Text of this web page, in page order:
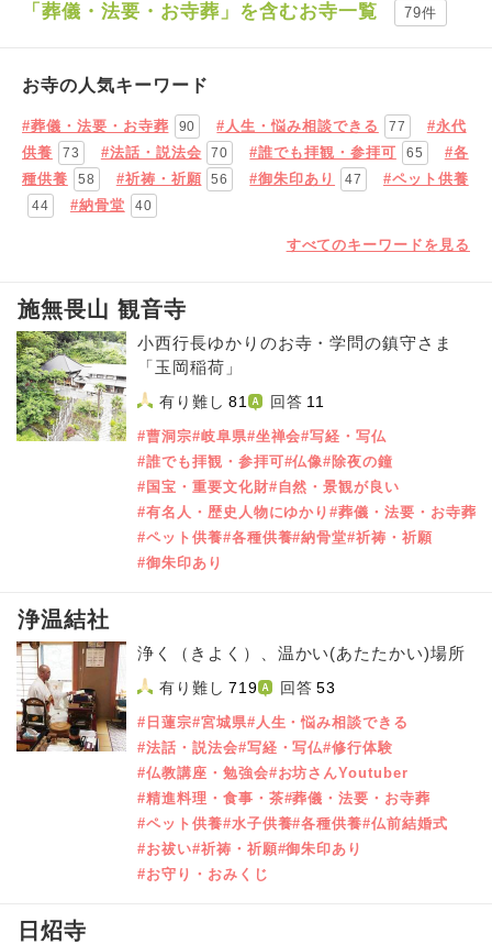
「葬儀・法要・お寺葬」を含むお寺一覧 79件
お寺の人気キーワード
#葬儀・法要・お寺葬 90 #人生・悩み相談できる 77
#永代
供養
73 #法話・説法会 70 #誰でも拝観・参拝可 65
#各
種供養
58 #祈祷・祈願 56 #御朱印あり 47 #ペット供養
44 #納骨堂 40
すべてのキーワードを見る
施無畏山 観音寺
小西行長ゆかりのお寺・学問の鎮守さま
「玉岡稲荷」
有り難し 81 回答 11
#曹洞宗#岐阜県#坐禅会#写経・写仏
#誰でも拝観・参拝可#仏像#除夜の鐘
#国宝・重要文化財#自然・景観が良い
#有名人・歴史人物にゆかり#葬儀・法要・お寺葬
#ペット供養#各種供養#納骨堂#祈祷・祈願
#御朱印あり
浄温結社
浄く（きよく）、温かい(あたたかい)場所
有り難し 719 回答 53
#日蓮宗#宮城県#人生・悩み相談できる
#法話・説法会#写経・写仏#修行体験
#仏教講座・勉強会#お坊さんYoutuber
#精進料理・食事・茶#葬儀・法要・お寺葬
#ペット供養#水子供養#各種供養#仏前結婚式
#お祓い#祈祷・祈願#御朱印あり
#お守り・おみくじ
日炤寺